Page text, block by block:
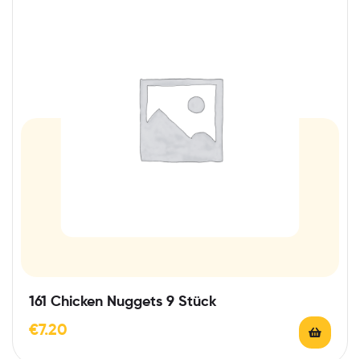
161 Chicken Nuggets 9 Stück
€7.20